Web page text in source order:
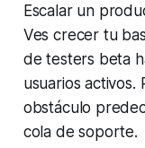
Escalar un
Ves crecer tu
de testers beta
usuarios activos.
obstáculo
cola de soporte.